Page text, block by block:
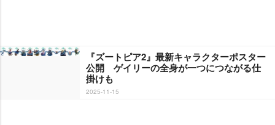
『ズートピア2』最新キャラクターポスター
公開 ゲイリーの全身が一つにつながる仕
掛けも
2025-11-15